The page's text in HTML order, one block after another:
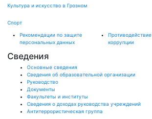
Культура и искусство в Грозном
Спорт
Рекомендации по защите
персональных данных
Противодействие
коррупции
Сведения
Основные сведения
Сведения об образовательной организации
Руководство
Документы
Факультеты и институты
Сведения о доходах руководства учреждений
Антитеррористическая группа